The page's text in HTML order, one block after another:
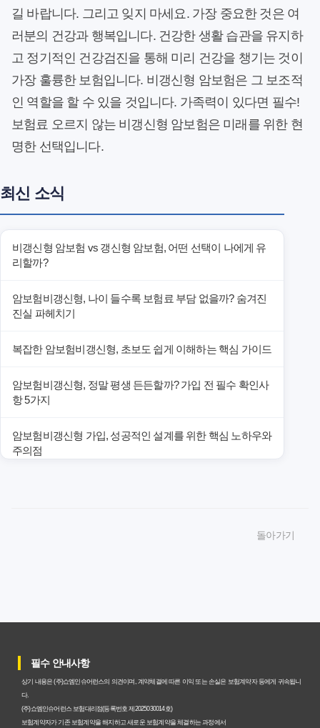
길 바랍니다. 그리고 잊지 마세요. 가장 중요한 것은 여
러분의 건강과 행복입니다. 건강한 생활 습관을 유지하
고 정기적인 건강검진을 통해 미리 건강을 챙기는 것이
가장 훌륭한 보험입니다. 비갱신형 암보험은 그 보조적
인 역할을 할 수 있을 것입니다. 가족력이 있다면 필수!
보험료 오르지 않는 비갱신형 암보험은 미래를 위한 현
명한 선택입니다.
최신 소식
비갱신형 암보험 vs 갱신형 암보험, 어떤 선택이 나에게 유
리할까?
암보험비갱신형, 나이 들수록 보험료 부담 없을까? 숨겨진
진실 파헤치기
복잡한 암보험비갱신형, 초보도 쉽게 이해하는 핵심 가이드
암보험비갱신형, 정말 평생 든든할까? 가입 전 필수 확인사
항 5가지
암보험비갱신형 가입, 성공적인 설계를 위한 핵심 노하우와
주의점
갱신형 암보험과 비갱신형, 어떤 차이가 있을까? 내게 맞는
암보험비갱신형, 평생 고정 보험료의 숨겨진 가치와 현명한
선택 기준
암보험 비갱신형, 왜 지금 선택해야 할까요? 미래 보험료 걱
돌아가기
필수 안내사항
상기 내용은 (주)쇼엠인슈어런스의 의견이며, 계약체결에 따른 이익 또는 손실은 보험계약자 등에게 귀속됩니
다.
(주)쇼엠인슈어런스 보험대리점(등록번호 제2025030014호)
보험계약자가 기존 보험계약을 해지하고 새로운 보험계약을 체결하는 과정에서